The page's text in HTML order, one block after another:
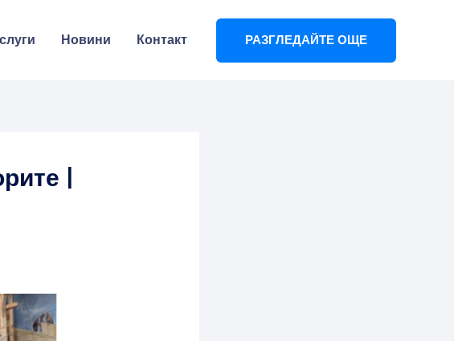
Новини Контакт РАЗГЛЕДАЙТЕ ОЩЕ
|